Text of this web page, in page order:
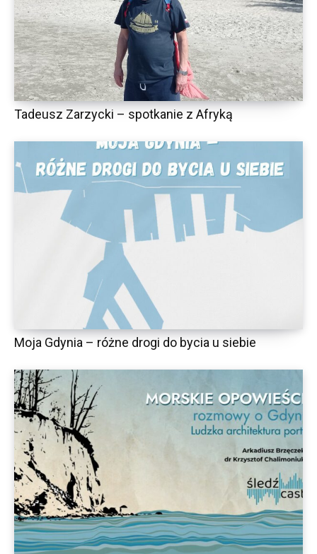
Tadeusz Zarzycki – spotkanie z Afryką
Moja Gdynia – różne drogi do bycia u siebie